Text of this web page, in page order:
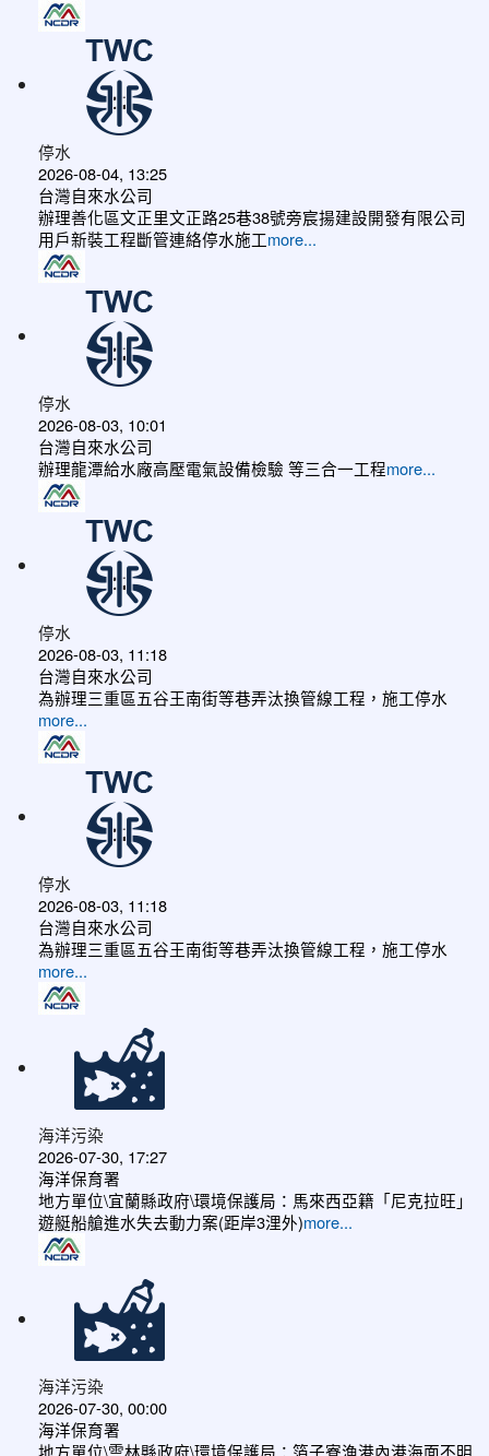
停水
2026-08-04, 13:25
台灣自來水公司
辦理善化區文正里文正路25巷38號旁宸揚建設開發有限公司
用戶新裝工程斷管連絡停水施工more...
停水
2026-08-03, 10:01
台灣自來水公司
辦理龍潭給水廠高壓電氣設備檢驗 等三合一工程more...
停水
2026-08-03, 11:18
台灣自來水公司
為辦理三重區五谷王南街等巷弄汰換管線工程，施工停水
more...
停水
2026-08-03, 11:18
台灣自來水公司
為辦理三重區五谷王南街等巷弄汰換管線工程，施工停水
more...
海洋污染
2026-07-30, 17:27
海洋保育署
地方單位\宜蘭縣政府\環境保護局：馬來西亞籍「尼克拉旺」
遊艇船艙進水失去動力案(距岸3浬外)more...
海洋污染
2026-07-30, 00:00
海洋保育署
地方單位\雲林縣政府\環境保護局：箔子寮漁港內港海面不明